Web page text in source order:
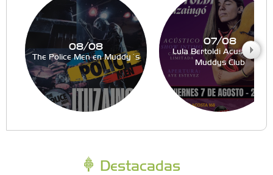
08/08
The Police Men en Muddy´s
07/08
Lula Bertoldi Acustico en
Muddys Club
Destacadas